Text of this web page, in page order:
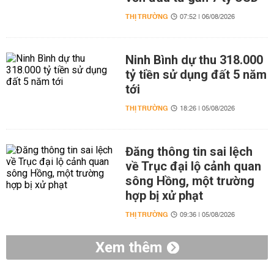
THỊ TRƯỜNG 07:52 | 06/08/2026
Ninh Bình dự thu 318.000
tỷ tiền sử dụng đất 5 năm
tới
THỊ TRƯỜNG 18:26 | 05/08/2026
Đăng thông tin sai lệch
về Trục đại lộ cảnh quan
sông Hồng, một trường
hợp bị xử phạt
THỊ TRƯỜNG 09:36 | 05/08/2026
Xem thêm